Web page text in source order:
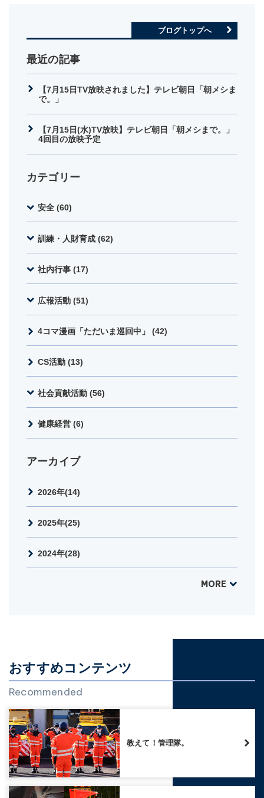
ブログトップへ
最近の記事
【7月15日TV放映されました】テレビ朝日「朝メシま
で。」
【7月15日(水)TV放映】テレビ朝日「朝メシまで。」
4回目の放映予定
カテゴリー
安全 (60)
訓練・人財育成 (62)
社内行事 (17)
広報活動 (51)
4コマ漫画「ただいま巡回中」 (42)
CS活動 (13)
社会貢献活動 (56)
健康経営 (6)
アーカイブ
2026年(14)
2025年(25)
2024年(28)
MORE
おすすめコンテンツ
Recommended
教えて！管理隊。